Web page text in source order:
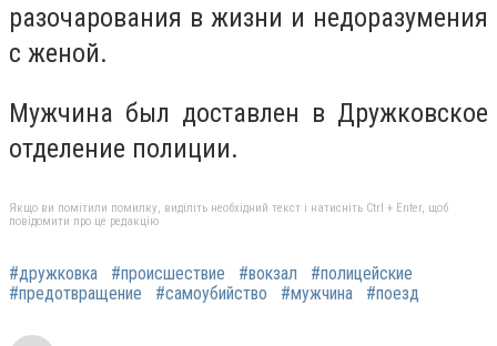
разочарования в жизни и недоразумения
с женой.
Мужчина был доставлен в Дружковское
отделение полиции.
Якщо ви помітили помилку, виділіть необхідний текст і натисніть Ctrl + Enter, щоб
повідомити про це редакцію
#дружковка #происшествие #вокзал
#полицейские
#предотвращение
#самоубийство #мужчина #поезд